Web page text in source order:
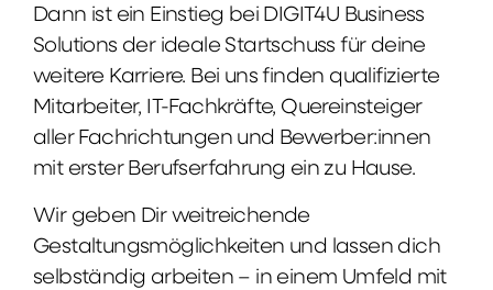
Dann ist ein Einstieg bei DIGIT4U Business
Solutions der ideale Startschuss für deine
weitere Karriere. Bei uns finden qualifizierte
Mitarbeiter, IT-Fachkräfte, Quereinsteiger
aller Fachrichtungen und Bewerber:innen
mit erster Berufserfahrung ein zu Hause.
Wir geben Dir weitreichende
Gestaltungsmöglichkeiten und lassen dich
selbständig arbeiten – in einem Umfeld mit